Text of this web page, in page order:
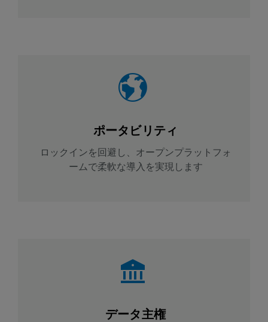
ポータビリティ
ロックインを回避し、オープンプラットフォ
ームで柔軟な導入を実現します
データ主権